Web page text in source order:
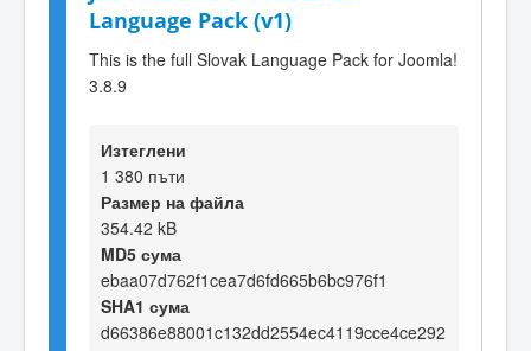
Language Pack (v1)
This is the full Slovak Language Pack for Joomla!
3.8.9
Изтеглени
1 380 пъти
Размер на файла
354.42 kB
MD5 сума
ebaa07d762f1cea7d6fd665b6bc976f1
SHA1 сума
d66386e88001c132dd2554ec4119cce4ce292